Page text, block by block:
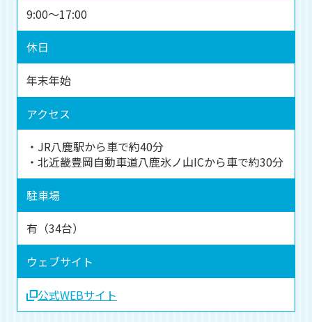
9:00～17:00
休日
年末年始
アクセス
・JR八鹿駅から車で約40分
・北近畿豊岡自動車道八鹿氷ノ山ICから車で約30分
駐車場
有（34台）
ウェブサイト
公式WEBサイト